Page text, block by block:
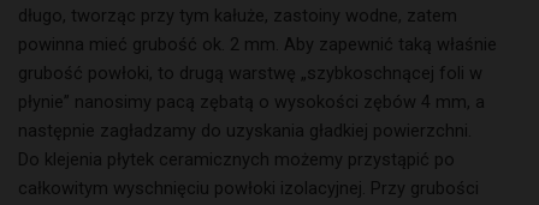
długo, tworząc przy tym kałuże, zastoiny wodne, zatem
powinna mieć grubość ok. 2 mm. Aby zapewnić taką właśnie
grubość powłoki, to drugą warstwę „szybkoschnącej foli w
płynie” nanosimy pacą zębatą o wysokości zębów 4 mm, a
następnie zagładzamy do uzyskania gładkiej powierzchni.
Do klejenia płytek ceramicznych możemy przystąpić po
całkowitym wyschnięciu powłoki izolacyjnej. Przy grubości